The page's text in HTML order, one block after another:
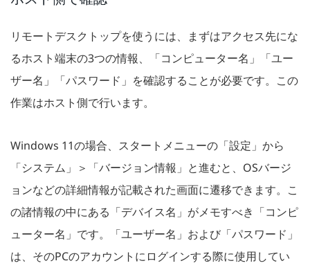
リモートデスクトップを使うには、まずはアクセス先にな
るホスト端末の3つの情報、「コンピューター名」「ユー
ザー名」「パスワード」を確認することが必要です。この
作業はホスト側で行います。
Windows 11の場合、スタートメニューの「設定」から
「システム」＞「バージョン情報」と進むと、OSバージ
ョンなどの詳細情報が記載された画面に遷移できます。こ
の諸情報の中にある「デバイス名」がメモすべき「コンピ
ューター名」です。「ユーザー名」および「パスワード」
は、そのPCのアカウントにログインする際に使用してい